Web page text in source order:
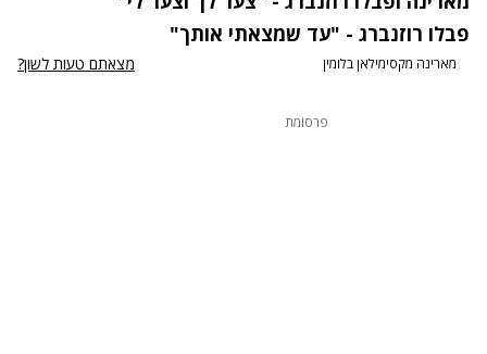
פבלו רוזנברג - "עד שמצאתי אותך"
מארינה מקסימילאן בלומין מצאתם טעות לשון?
פרסומת